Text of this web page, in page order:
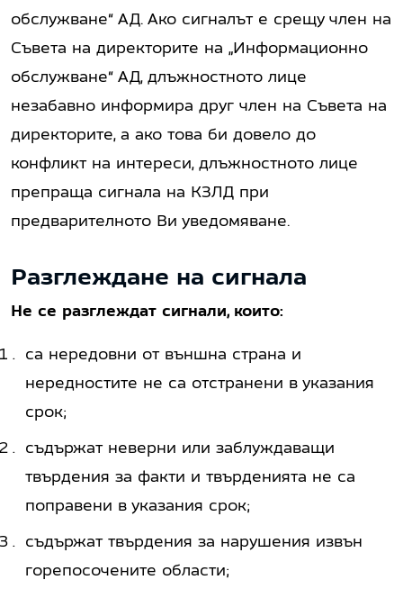
обслужване“ АД. Ако сигналът е срещу член на
Съвета на директорите на „Информационно
обслужване“ АД, длъжностното лице
незабавно информира друг член на Съвета на
директорите, а ако това би довело до
конфликт на интереси, длъжностното лице
препраща сигнала на КЗЛД при
предварителното Ви уведомяване.
Разглеждане на сигнала
Не се разглеждат сигнали, които:
са нередовни от външна страна и
нередностите не са отстранени в указания
срок;
съдържат неверни или заблуждаващи
твърдения за факти и твърденията не са
поправени в указания срок;
съдържат твърдения за нарушения извън
горепосочените области;